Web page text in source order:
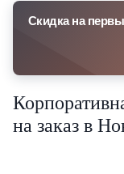
Скидка на
на заказ в